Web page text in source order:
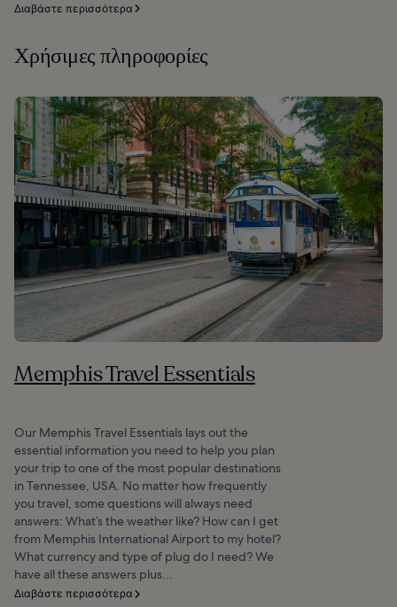
Διαβάστε περισσότερα
Χρήσιμες πληροφορίες
Memphis Travel Essentials
Our Memphis Travel Essentials lays out the
essential information you need to help you plan
your trip to one of the most popular destinations
in Tennessee, USA. No matter how frequently
you travel, some questions will always need
answers: What’s the weather like? How can I get
from Memphis International Airport to my hotel?
What currency and type of plug do I need? We
have all these answers plus...
Διαβάστε περισσότερα